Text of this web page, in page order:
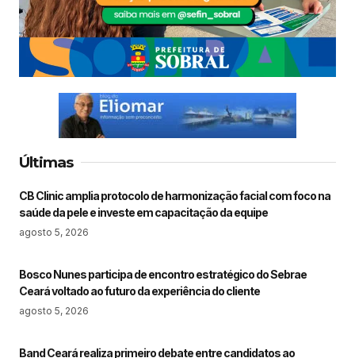
Últimas
CB Clinic amplia protocolo de harmonização facial com foco na
saúde da pele e investe em capacitação da equipe
agosto 5, 2026
Bosco Nunes participa de encontro estratégico do Sebrae
Ceará voltado ao futuro da experiência do cliente
agosto 5, 2026
Band Ceará realiza primeiro debate entre candidatos ao